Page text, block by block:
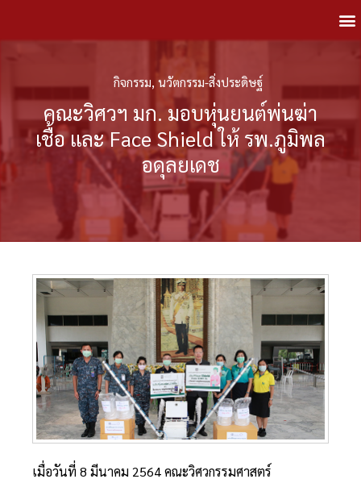
กิจกรรม, นวัตกรรม-สิ่งประดิษฐ์
คณะวิศวฯ มก. มอบหุ่นยนต์พ่นฆ่า
เชื้อ และ Face Shield ให้ รพ.ภูมิพล
อดุลยเดช
เมื่อวันที่ 8 มีนาคม 2564 คณะวิศวกรรมศาสตร์